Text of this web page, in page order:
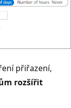
přiřazení,
rozšířit